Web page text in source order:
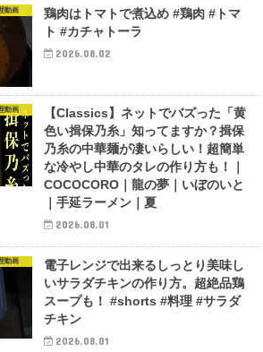
動画
鶏肉はトマトで煮込め #鶏肉 #トマ
ト #カチャトーラ
2026.08.02
動画
【Classics】ネットでバズった「黄
色い揖保乃糸」知ってますか？揖保
乃糸の中華麺が凄いらしい！超簡単
な冷やし中華のタレの作り方も！｜
COCOCORO｜龍の夢｜いぼのいと
｜手延ラーメン｜夏
2026.08.01
動画
電子レンジで出来るしっとり美味し
いサラダチキンの作り方。超絶品鶏
スープも！ #shorts #料理 #サラダ
チキン
2026.08.01